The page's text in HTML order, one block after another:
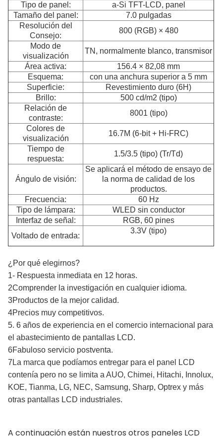
Tipo de panel:
a-Si TFT-LCD, panel
Tamaño del panel:
7.0 pulgadas
Resolución del
Consejo:
800 (RGB) × 480
Modo de
visualización
TN, normalmente blanco, transmisor
Área activa:
156.4 × 82,08 mm
Esquema:
con una anchura superior a 5 mm
Superficie:
Revestimiento duro (6H)
Brillo:
500 cd/m2 (tipo)
Relación de
contraste:
8001 (tipo)
Colores de
visualización
16.7M (6-bit + Hi-FRC)
Tiempo de
respuesta:
1.5/3.5 (tipo) (Tr/Td)
Ángulo de visión:
Se aplicará el método de ensayo de
la norma de calidad de los
productos.
Frecuencia:
60 Hz
Tipo de lámpara:
WLED sin conductor
Interfaz de señal:
RGB, 60 pines
Voltado de entrada:
3.3V (tipo)
¿Por qué elegirnos?
1- Respuesta inmediata en 12 horas.
2Comprender la investigación en cualquier idioma.
3Productos de la mejor calidad.
4Precios muy competitivos.
5. 6 años de experiencia en el comercio internacional para
el abastecimiento de pantallas LCD.
6Fabuloso servicio postventa.
7La marca que podíamos entregar para el panel LCD
contenía pero no se limita a AUO, Chimei, Hitachi, Innolux,
KOE, Tianma, LG, NEC, Samsung, Sharp, Optrex y más
otras pantallas LCD industriales.
A continuación están nuestros otros paneles LCD